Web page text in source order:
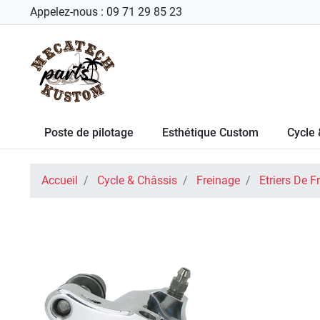
Appelez-nous : 09 71 29 85 23
Poste de pilotage Esthétique Custom Cycle
Accueil Cycle & Châssis Freinage Etriers De